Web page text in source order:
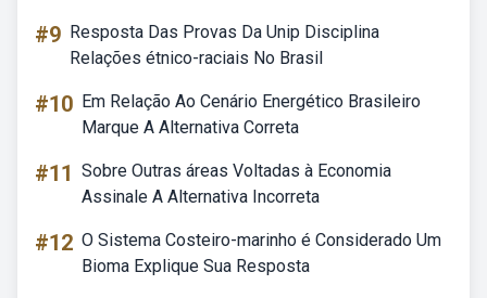
#9 Resposta Das Provas Da Unip Disciplina
Relações étnico-raciais No Brasil
#10 Em Relação Ao Cenário Energético Brasileiro
Marque A Alternativa Correta
#11 Sobre Outras áreas Voltadas à Economia
Assinale A Alternativa Incorreta
#12 O Sistema Costeiro-marinho é Considerado Um
Bioma Explique Sua Resposta